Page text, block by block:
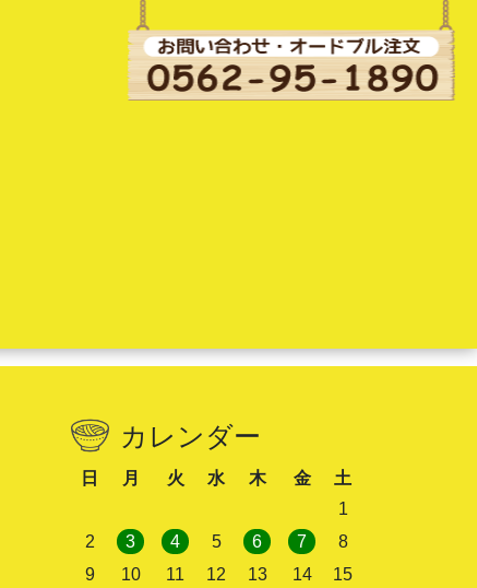
カレンダー
日 月 火 水 木 金
土
1
2
3 4 5 6 7
8
9
10 11 12 13 14
15